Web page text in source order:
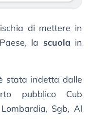
di mettere in
la scuola in
stata indetta dalle
pubblico Cub
Sgb, Al